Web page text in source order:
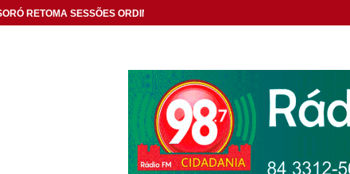
RETOMA SESSÕES ORDINÁRIAS